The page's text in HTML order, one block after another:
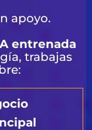
apoyo.
entrenada
trabajas